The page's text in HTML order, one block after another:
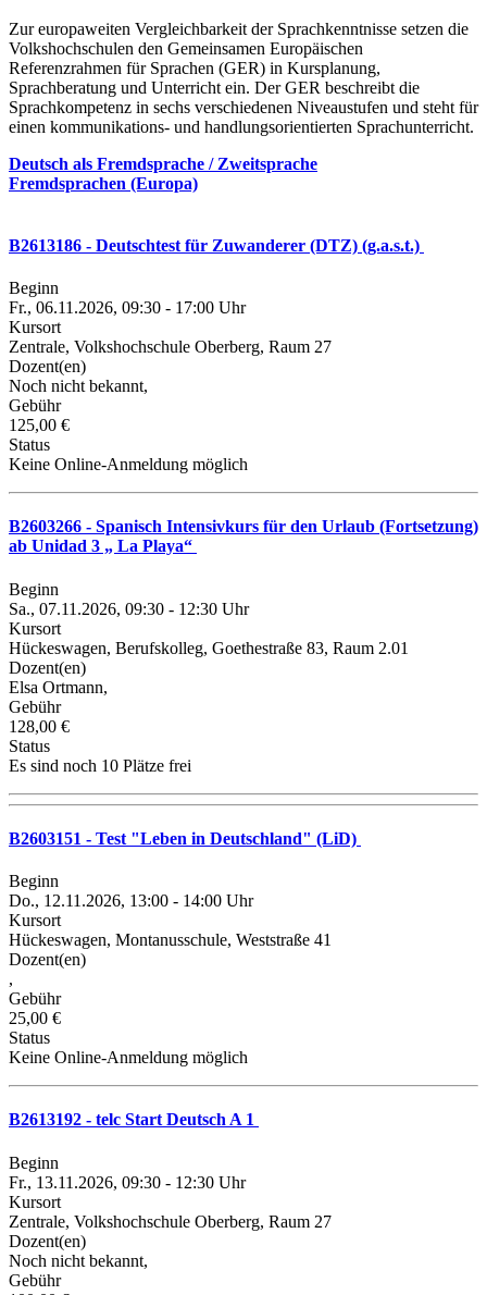
Zur europaweiten Vergleichbarkeit der Sprachkenntnisse setzen die
Volkshochschulen den Gemeinsamen Europäischen
Referenzrahmen für Sprachen (GER) in Kursplanung,
Sprachberatung und Unterricht ein. Der GER beschreibt die
Sprachkompetenz in sechs verschiedenen Niveaustufen und steht für
einen kommunikations- und handlungsorientierten Sprachunterricht.
Deutsch als Fremdsprache / Zweitsprache
Fremdsprachen (Europa)
B2613186 - Deutschtest für Zuwanderer (DTZ) (g.a.s.t.)
Beginn
Fr., 06.11.2026, 09:30 - 17:00 Uhr
Kursort
Zentrale, Volkshochschule Oberberg, Raum 27
Dozent(en)
Noch nicht bekannt,
Gebühr
125,00 €
Status
Keine Online-Anmeldung möglich
B2603266 - Spanisch Intensivkurs für den Urlaub (Fortsetzung)
ab Unidad 3 „ La Playa“
Beginn
Sa., 07.11.2026, 09:30 - 12:30 Uhr
Kursort
Hückeswagen, Berufskolleg, Goethestraße 83, Raum 2.01
Dozent(en)
Elsa Ortmann,
Gebühr
128,00 €
Status
Es sind noch 10 Plätze frei
B2603151 - Test "Leben in Deutschland" (LiD)
Beginn
Do., 12.11.2026, 13:00 - 14:00 Uhr
Kursort
Hückeswagen, Montanusschule, Weststraße 41
Dozent(en)
,
Gebühr
25,00 €
Status
Keine Online-Anmeldung möglich
B2613192 - telc Start Deutsch A 1
Beginn
Fr., 13.11.2026, 09:30 - 12:30 Uhr
Kursort
Zentrale, Volkshochschule Oberberg, Raum 27
Dozent(en)
Noch nicht bekannt,
Gebühr